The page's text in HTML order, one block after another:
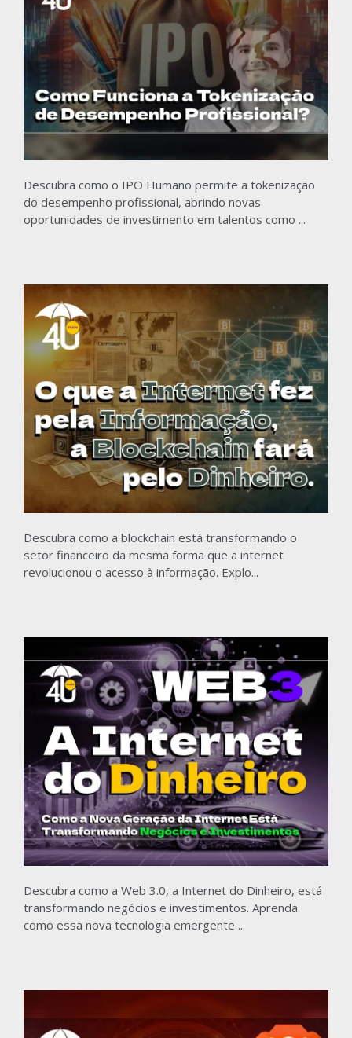
Descubra como o IPO Humano permite a tokenização
do desempenho profissional, abrindo novas
oportunidades de investimento em talentos como ...
Descubra como a blockchain está transformando o
setor financeiro da mesma forma que a internet
revolucionou o acesso à informação. Explo...
Descubra como a Web 3.0, a Internet do Dinheiro, está
transformando negócios e investimentos. Aprenda
como essa nova tecnologia emergente ...